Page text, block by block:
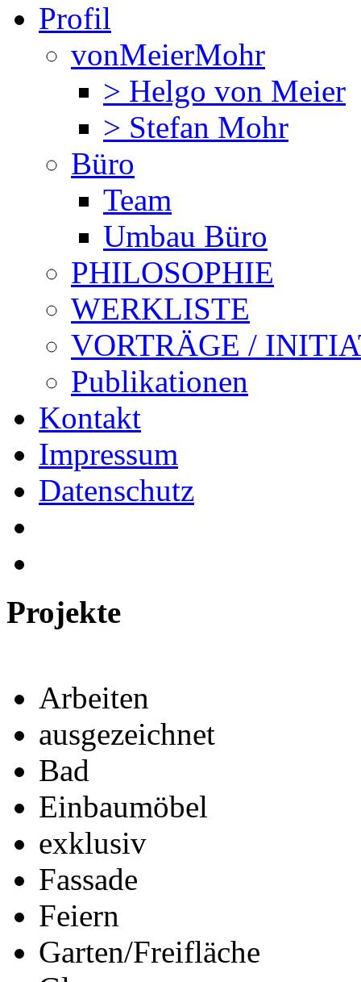
Profil
vonMeierMohr
> Helgo von Meier
> Stefan Mohr
Büro
Team
Umbau Büro
PHILOSOPHIE
WERKLISTE
VORTRÄGE /
Publikationen
Kontakt
Impressum
Datenschutz
Projekte
Arbeiten
ausgezeichnet
Bad
Einbaumöbel
exklusiv
Fassade
Feiern
Garten/Freifläche